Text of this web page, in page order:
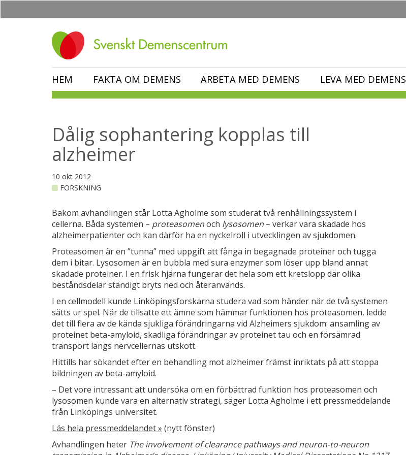
HEM FAKTA OM DEMENS ARBETA MED DEMENS LEVA MED DEMENS
Dålig sophantering kopplas till
alzheimer
10 okt 2012
FORSKNING
Bakom avhandlingen står Lotta Agholme som studerat två renhållningssystem i
cellerna. Båda systemen – proteasomenoch lysosomen – verkar vara skadade hos
alzheimerpatienter och kan därför ha en nyckelroll i utvecklingen av sjukdomen.
Proteasomen är en ”tunna” med uppgift att fånga in begagnade proteiner och tugga
dem i bitar. Lysosomen är en bubbla med sura enzymer som löser upp bland annat
skadade proteiner. I en frisk hjärna fungerar det hela som ett kretslopp där olika
beståndsdelar ständigt bryts ned och återanvänds.
I en cellmodell kunde Linköpingsforskarna studera vad som händer när de två systemen
sätts ur spel. När de tillsatte ett ämne som hämmar funktionen hos proteasomen, ledde
det till flera av de kända sjukliga förändringarna vid Alzheimers sjukdom: ansamling av
proteinet beta-amyloid, skadliga förändringar av proteinet tau och en försämrad
transport längs nervcellernas utskott.
Hittills har sökandet efter en behandling mot alzheimer främst inriktats på att stoppa
bildningen av beta-amyloid.
– Det vore intressant att undersöka om en förbättrad funktion hos proteasomen och
lysosomen kunde vara en alternativ strategi, säger Lotta Agholme i ett pressmeddelande
från Linköpings universitet.
Läs hela pressmeddelandet » (nytt fönster)
Avhandlingen heter The involvement of clearance pathways and neuron-to-neuron